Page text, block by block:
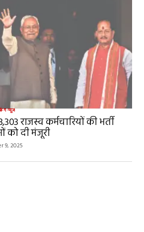
न्यूज़
राजस्व कर्मचारियों की भर्ती
दी मंजूरी
9, 2025